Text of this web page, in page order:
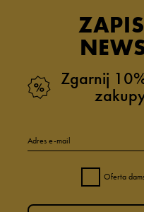
Zgarnij
Adres e-mail
Oferta